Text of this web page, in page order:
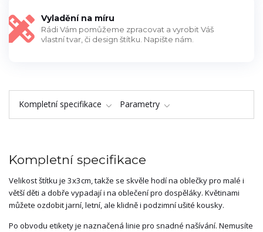
Vyladění na míru
Rádi Vám pomůžeme zpracovat a vyrobit Váš
vlastní tvar, či design štítku. Napište nám.
Kompletní specifikace Parametry
Kompletní specifikace
Velikost štítku je 3x3cm, takže se skvěle hodí na oblečky pro malé i
větší děti a dobře vypadají i na oblečení pro dospěláky. Květinami
můžete ozdobit jarní, letní, ale klidně i podzimní ušité kousky.
Po obvodu etikety je naznačená linie pro snadné našívání. Nemusíte